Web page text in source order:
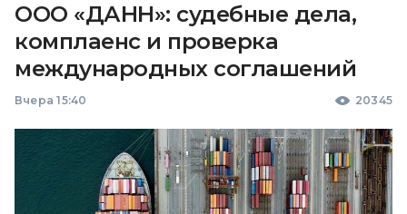
ООО «ДАНН»: судебные дела,
комплаенс и проверка
международных соглашений
Вчера 15:40 20345